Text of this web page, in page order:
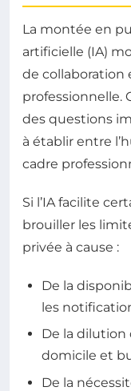
La montée en
artificielle (IA)
de collaboration
professionnelle.
des questions
à établir entre
cadre
Si l’IA facilite
brouiller les
privée à cause :
De la
les
De la dilution
domicile et
De la